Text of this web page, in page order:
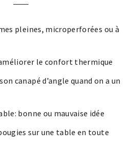
pleines, microperforées ou à
le confort thermique
canapé d’angle quand on a un
bonne ou mauvaise idée
sur une table en toute